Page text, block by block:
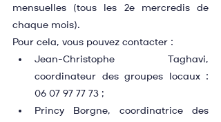
mensuelles (tous les 2e mercredis de
chaque mois).
Pour cela, vous pouvez contacter :
Jean-Christophe Taghavi,
coordinateur des groupes locaux :
06 07 97 77 73 ;
Princy Borgne, coordinatrice des